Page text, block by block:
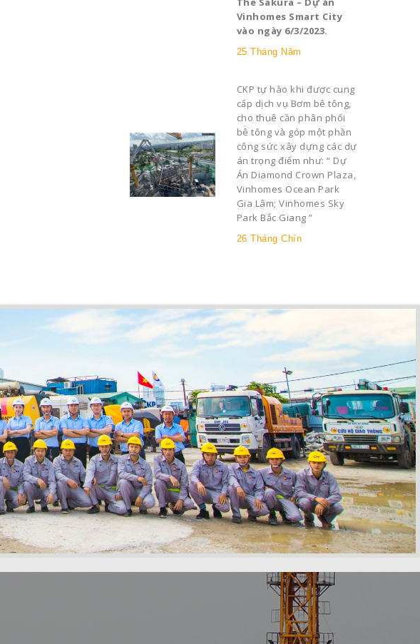
Vinhomes Smart City
vào ngày 6/3/2023.
25 Tháng Năm
CKP tự hào khi được cung
cấp dịch vụ Bơm bê tông,
cho thuê cần phân phối
bê tông và góp một phần
công sức xây dựng các dự
án trọng điểm như: “ Dự
Án Diamond Crown Plaza,
Vinhomes Ocean Park
Gia Lâm; Vinhomes Sky
Park Bắc Giang ”
26 Tháng Chín